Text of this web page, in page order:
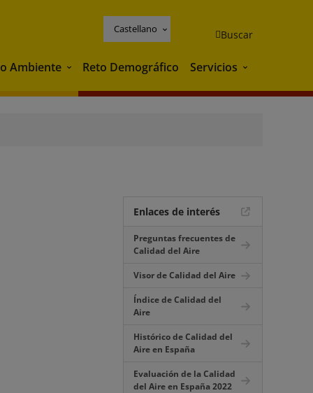
Castellano Buscar
Ambiente Medio Ambiente
Reto Demográfico Servicios Servicios
Enlaces de interés
Preguntas frecuentes de
Calidad del Aire
Visor de Calidad del Aire
Índice de Calidad del
Aire
Histórico de Calidad del
Aire en España
Evaluación de la Calidad
del Aire en España 2022